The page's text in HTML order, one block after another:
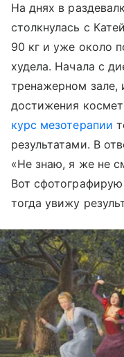
На днях в
столкнулась с
90 кг и уже около
худела. Начала с
тренажерном зале,
достижения
курс мезотерапии
результатами. В
«Не знаю, я же не
Вот
тогда увижу